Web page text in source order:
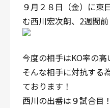
八王子中
〒192-0072 東京都八王
営業時間：月〜土 14:00
９月２８日（金）に東
む西川宏次朗、2週間前
今度の相手はKO率の高
そんな相手に対抗する
ております！
西川の出番は９試合目！